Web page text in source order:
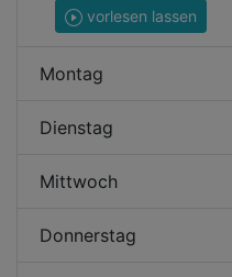
vorlesen lassen
Montag
Dienstag
Mittwoch
Donnerstag